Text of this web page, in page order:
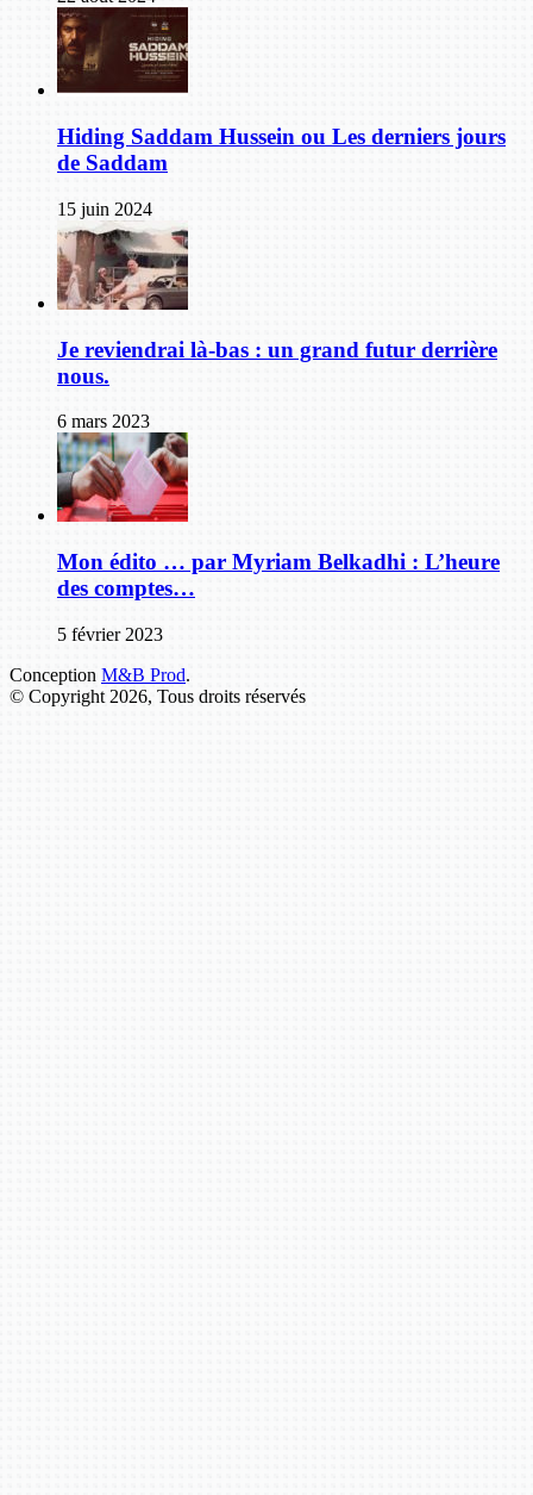
Hiding Saddam Hussein ou Les derniers jours
de Saddam
15 juin 2024
Je reviendrai là-bas : un grand futur derrière
nous.
6 mars 2023
Mon édito … par Myriam Belkadhi : L’heure
des comptes…
5 février 2023
Conception M&B Prod.
© Copyright 2026, Tous droits réservés